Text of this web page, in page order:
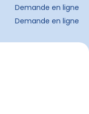
Demande en ligne
Demande en ligne